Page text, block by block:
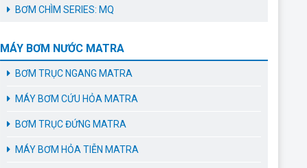
BƠM CHÌM SERIES: MQ
MÁY BƠM NƯỚC MATRA
BƠM TRỤC NGANG MATRA
MÁY BƠM CỨU HỎA MATRA
BƠM TRỤC ĐỨNG MATRA
MÁY BƠM HỎA TIỄN MATRA